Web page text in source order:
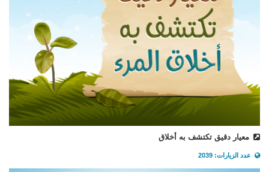
معيار دقيق تكتشف به أخلاق
عدد الزيارات: 2039